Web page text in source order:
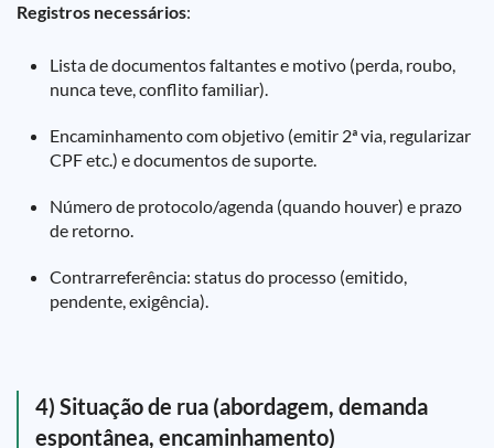
Registros necessários:
Lista de documentos faltantes e motivo (perda, roubo,
nunca teve, conflito familiar).
Encaminhamento com objetivo (emitir 2ª via, regularizar
CPF etc.) e documentos de suporte.
Número de protocolo/agenda (quando houver) e prazo
de retorno.
Contrarreferência: status do processo (emitido,
pendente, exigência).
4) Situação de rua (abordagem, demanda
espontânea, encaminhamento)